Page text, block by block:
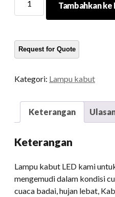
FOG/Lampu
Mengemudi
Toyota
Tacoma
2019
kabut
kuantitas
Tambahkan ke
Kategori: Lampu kabut
Keterangan
Keterangan
Lampu kabut LED kami
mengemudi dalam kondisi
cuaca badai, hujan lebat,